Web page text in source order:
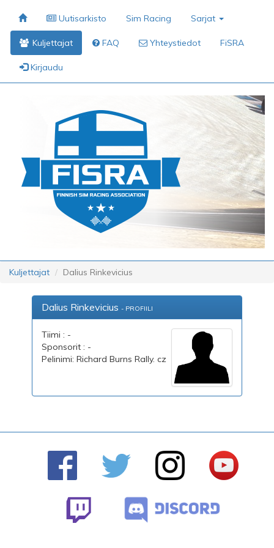
Uutisarkisto Sim Racing Sarjat
Kuljettajat FAQ Yhteystiedot FiSRA
Kirjaudu
Kuljettajat Dalius Rinkevicius
Dalius Rinkevicius - PROFIILI
Tiimi : -
Sponsorit : -
Pelinimi: Richard Burns Rally. cz